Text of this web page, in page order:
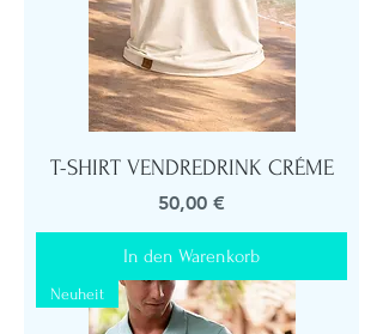
T-SHIRT VENDREDRINK CRÉME
Preis
50,00 €
In den Warenkorb
Neuheit